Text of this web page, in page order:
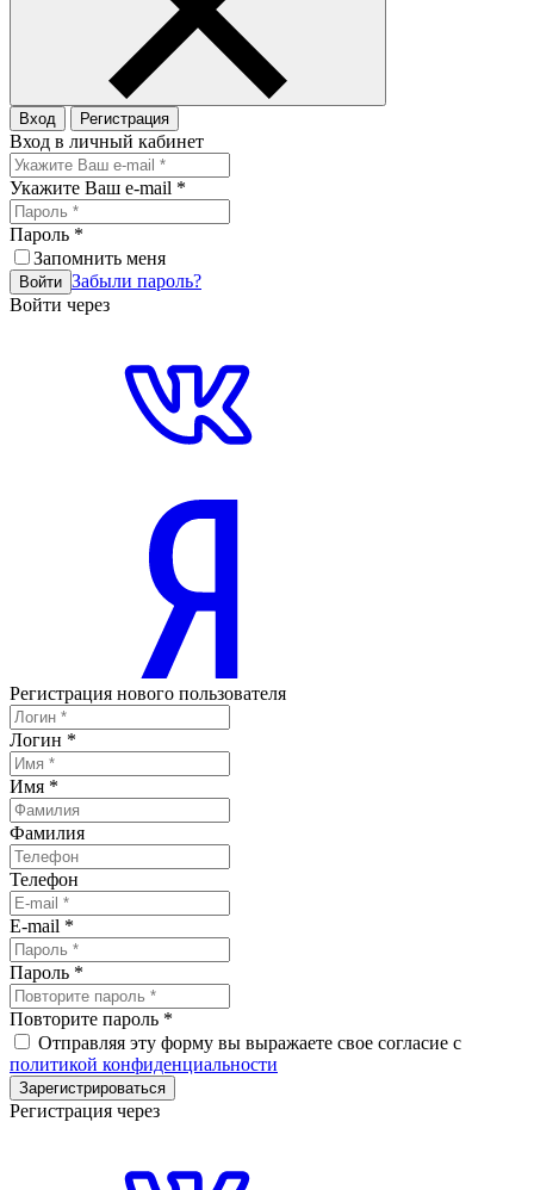
Вход Регистрация
Вход в личный кабинет
Укажите Ваш e-mail *
Пароль *
Запомнить меня
Войти Забыли пароль?
Войти через
Регистрация нового пользователя
Логин *
Имя *
Фамилия
Телефон
E-mail *
Пароль *
Повторите пароль *
Отправляя эту форму вы выражаете свое согласие с
политикой конфиденциальности
Зарегистрироваться
Регистрация через